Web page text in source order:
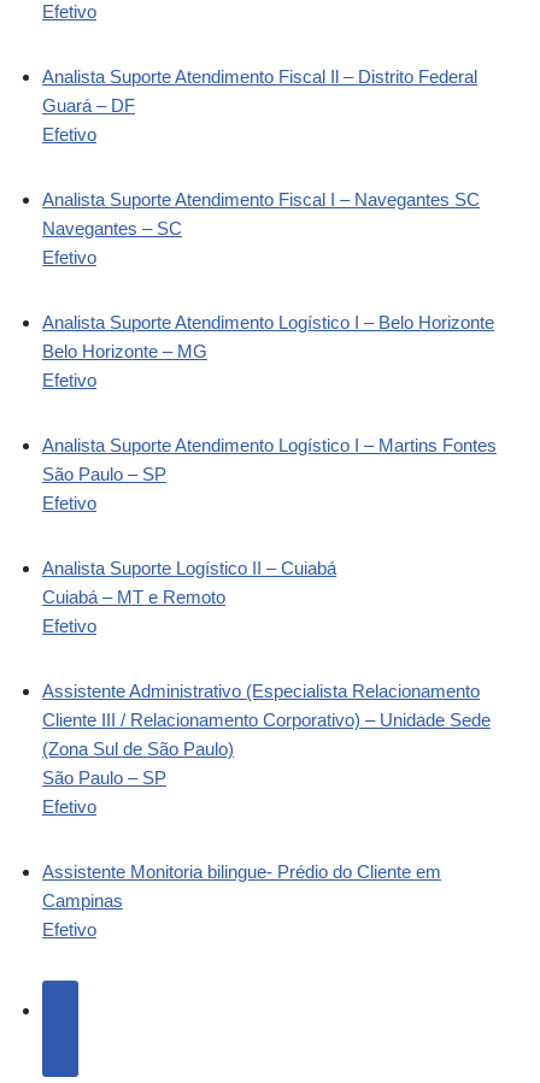
Efetivo
Analista Suporte Atendimento Fiscal Il – Distrito Federal
Guará – DF
Efetivo
Analista Suporte Atendimento Fiscal I – Navegantes SC
Navegantes – SC
Efetivo
Analista Suporte Atendimento Logístico I – Belo Horizonte
Belo Horizonte – MG
Efetivo
Analista Suporte Atendimento Logístico I – Martins Fontes
São Paulo – SP
Efetivo
Analista Suporte Logístico II – Cuiabá
Cuiabá – MT e Remoto
Efetivo
Assistente Administrativo (Especialista Relacionamento
Cliente III / Relacionamento Corporativo) – Unidade Sede
(Zona Sul de São Paulo)
São Paulo – SP
Efetivo
Assistente Monitoria bilingue- Prédio do Cliente em
Campinas
Efetivo